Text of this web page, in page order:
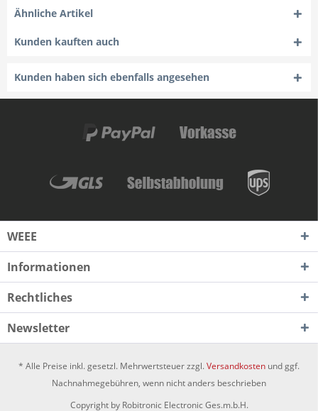
Ähnliche Artikel
Kunden kauften auch
Kunden haben sich ebenfalls angesehen
WEEE
Informationen
Rechtliches
Newsletter
* Alle Preise inkl. gesetzl. Mehrwertsteuer zzgl.Versandkosten und ggf.
Nachnahmegebühren, wenn nicht anders beschrieben
Copyright by Robitronic Electronic Ges.m.b.H.